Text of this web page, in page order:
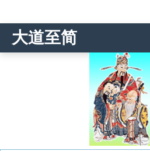
大道至简